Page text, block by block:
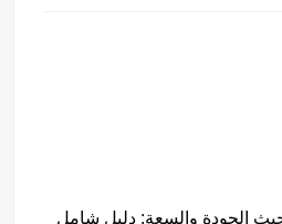
الجودة والسعة: دليل شامل